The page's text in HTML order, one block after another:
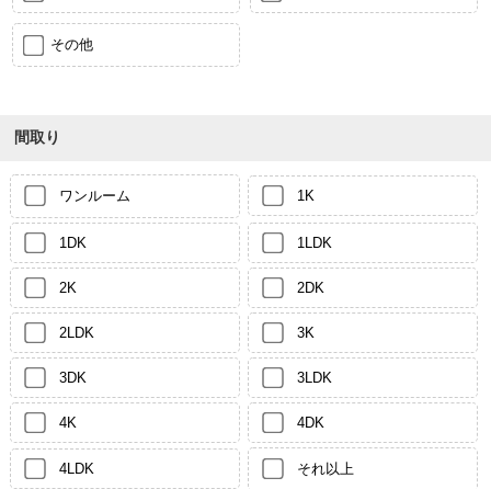
その他
間取り
ワンルーム 1K
1DK 1LDK
2K 2DK
2LDK 3K
3DK 3LDK
4K 4DK
4LDK それ以上